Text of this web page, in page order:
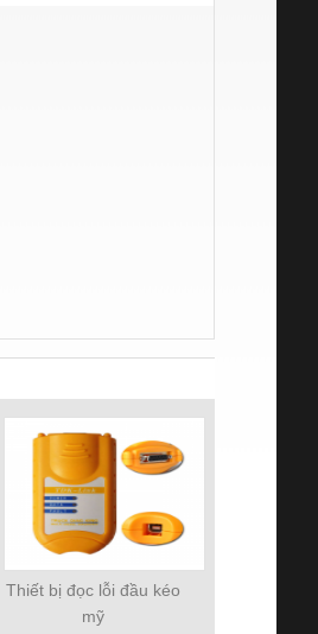
Thiết bị đọc lỗi đầu kéo
mỹ